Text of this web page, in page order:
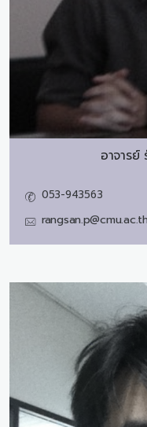
อาจารย์
053-943563
rangsan.p@cmu.ac.th